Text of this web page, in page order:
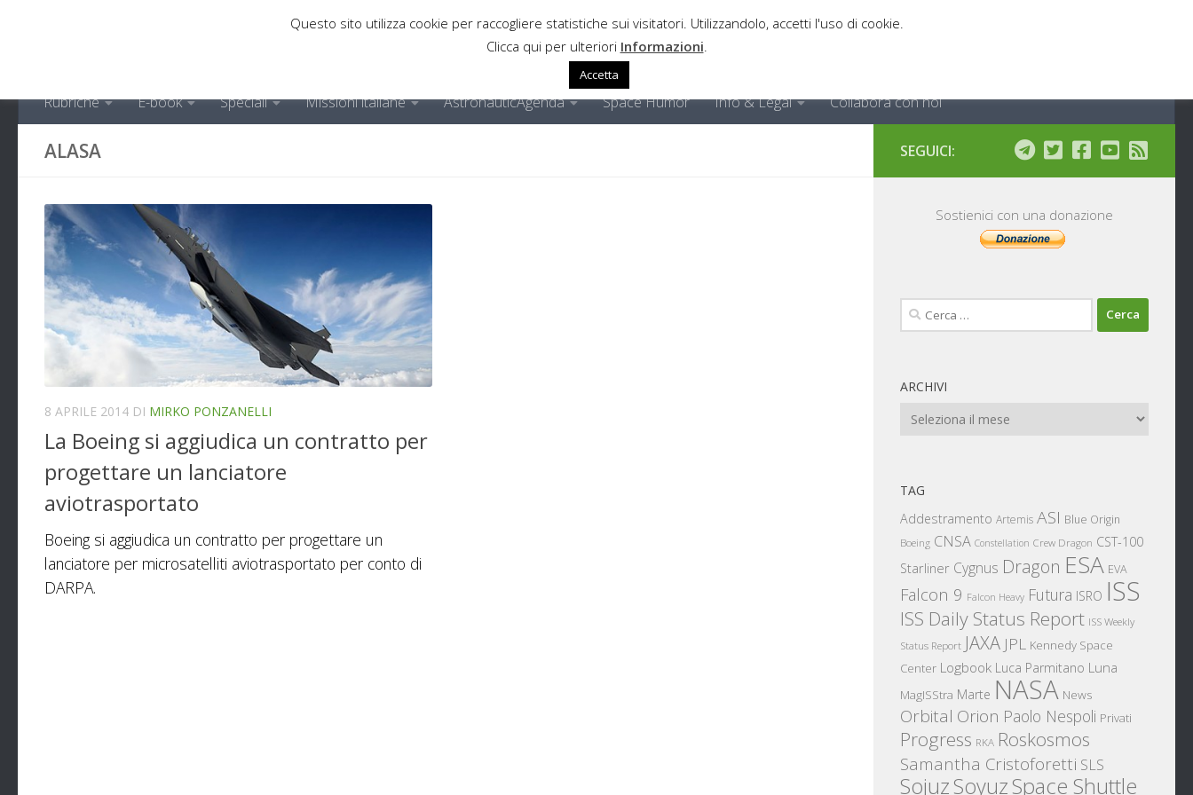
Rubriche E-book Speciali Missioni italiane AstronauticAgenda Space Humor Info & Legal Collabora con noi
ALASA
8 APRILE 2014 DI MIRKO PONZANELLI
La Boeing si aggiudica un contratto per
progettare un lanciatore
aviotrasportato
Boeing si aggiudica un contratto per progettare un
lanciatore per microsatelliti aviotrasportato per conto di
DARPA.
SEGUICI:
Sostienici con una donazione
Ricerca
per:
ARCHIVI
Archivi
TAG
Addestramento Artemis ASI Blue Origin
Boeing CNSA Constellation Crew Dragon CST-100
Starliner Cygnus Dragon ESA EVA
Falcon 9 Falcon Heavy Futura ISRO ISS
ISS Daily Status Report ISS Weekly
Status Report JAXA JPL Kennedy Space
Center Logbook Luca Parmitano Luna
MagISStra Marte NASA News
Orbital Orion Paolo Nespoli Privati
Progress RKA Roskosmos
Samantha Cristoforetti SLS
SojuzSoyuzSpace Shuttle
Questo sito utilizza cookie per raccogliere statistiche sui visitatori. Utilizzandolo, accetti l'uso di cookie.
Clicca qui per ulteriori Informazioni
Accetta